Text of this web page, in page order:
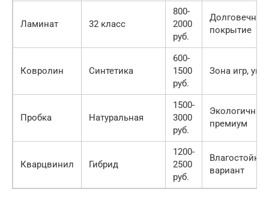
Ламинат 32 класс
800-
2000
руб.
Долговечное
покрытие
Ковролин Синтетика
600-
1500
руб.
Зона игр, уют
Пробка Натуральная
1500-
3000
руб.
Экологичный
премиум
Кварцвинил Гибрид
1200-
2500
руб.
Влагостойкий
вариант